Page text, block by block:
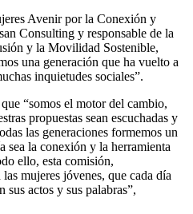
Avenir por la Conexión y
Consulting y responsable de la
y la Movilidad Sostenible,
una generación que ha vuelto a
inquietudes sociales”.
“somos el motor del cambio,
propuestas sean escuchadas y
las generaciones formemos un
sea la conexión y la herramienta
ello, esta comisión,
mujeres jóvenes, que cada día
sus actos y sus palabras”,